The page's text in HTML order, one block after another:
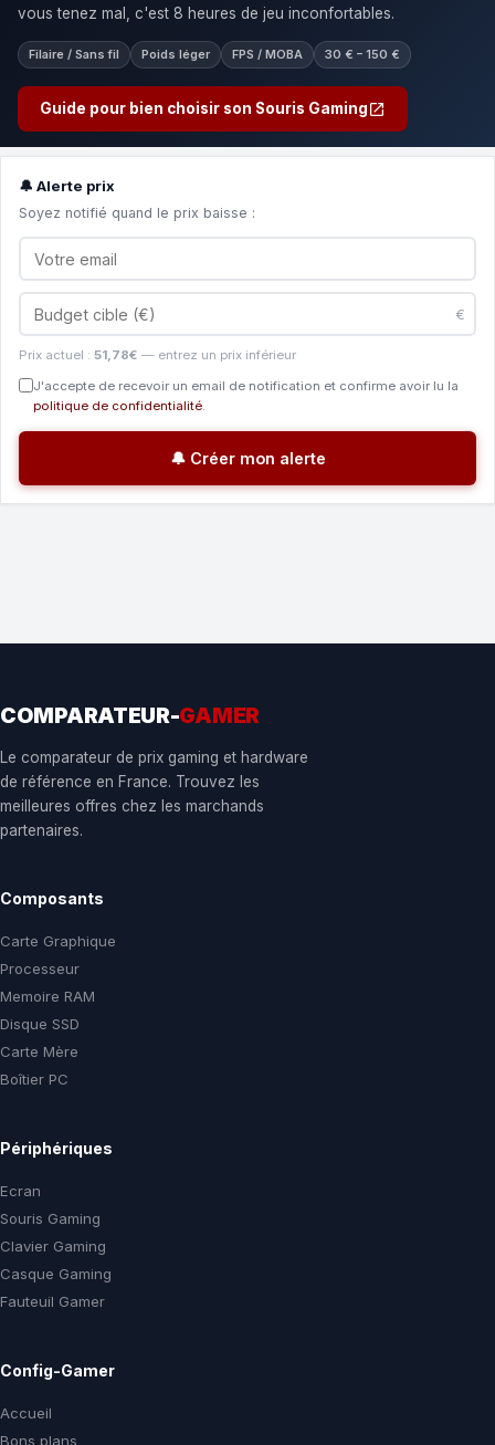
vous tenez mal, c'est 8 heures de jeu inconfortables.
Filaire / Sans fil Poids léger FPS / MOBA 30 € – 150 €
Guide pour bien choisir son Souris Gaming
🔔 Alerte prix
Soyez notifié quand le prix baisse :
€
Prix actuel : 51,78€ — entrez un prix inférieur
J'accepte de recevoir un email de notification et confirme avoir lu la
politique de confidentialité.
🔔 Créer mon alerte
COMPARATEUR-GAMER
Le comparateur de prix gaming et hardware
de référence en France. Trouvez les
meilleures offres chez les marchands
partenaires.
Composants
Carte Graphique
Processeur
Memoire RAM
Disque SSD
Carte Mère
Boîtier PC
Périphériques
Ecran
Souris Gaming
Clavier Gaming
Casque Gaming
Fauteuil Gamer
Config-Gamer
Accueil
Bons plans